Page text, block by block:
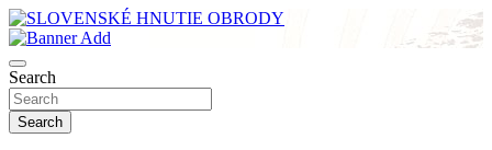
Skip
to
content
SLOVENSKÉ HNUTIE OBRODY
Search
Search